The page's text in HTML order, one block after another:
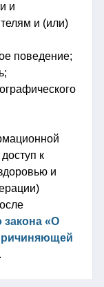
и
и (или)
поведение;
к
и
закона «О
.